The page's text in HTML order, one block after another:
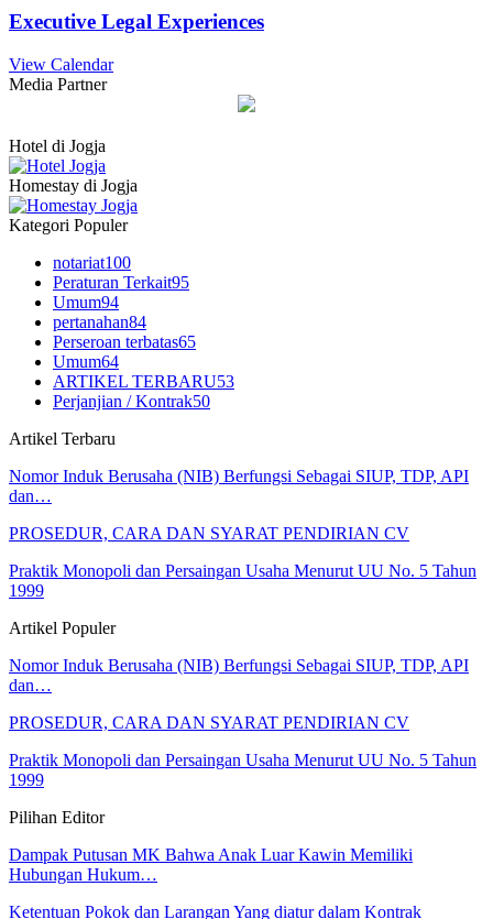
Executive Legal Experiences
View Calendar
Media Partner
Hotel di Jogja
Homestay di Jogja
Kategori Populer
notariat100
Peraturan Terkait95
Umum94
pertanahan84
Perseroan terbatas65
Umum64
ARTIKEL TERBARU53
Perjanjian / Kontrak50
Artikel Terbaru
Nomor Induk Berusaha (NIB) Berfungsi Sebagai SIUP, TDP, API
dan…
PROSEDUR, CARA DAN SYARAT PENDIRIAN CV
Praktik Monopoli dan Persaingan Usaha Menurut UU No. 5 Tahun
1999
Artikel Populer
Nomor Induk Berusaha (NIB) Berfungsi Sebagai SIUP, TDP, API
dan…
PROSEDUR, CARA DAN SYARAT PENDIRIAN CV
Praktik Monopoli dan Persaingan Usaha Menurut UU No. 5 Tahun
1999
Pilihan Editor
Dampak Putusan MK Bahwa Anak Luar Kawin Memiliki
Hubungan Hukum…
Ketentuan Pokok dan Larangan Yang diatur dalam Kontrak